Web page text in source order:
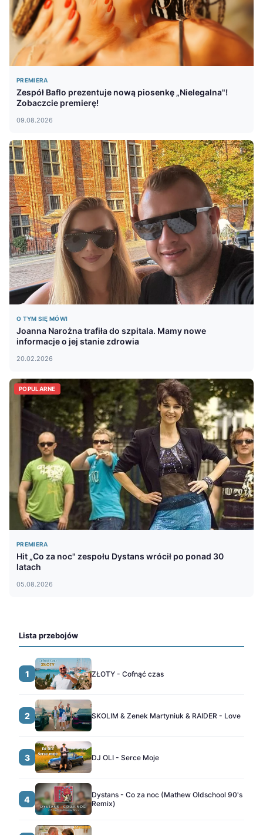
PREMIERA
Zespół Baflo prezentuje nową piosenkę „Nielegalna"!
Zobaczcie premierę!
09.08.2026
O TYM SIĘ MÓWI
Joanna Narożna trafiła do szpitala. Mamy nowe
informacje o jej stanie zdrowia
20.02.2026
POPULARNE
PREMIERA
Hit „Co za noc" zespołu Dystans wrócił po ponad 30
latach
05.08.2026
Lista przebojów
1 ZŁOTY - Cofnąć czas
2 SKOLIM & Zenek Martyniuk & RAIDER - Love
3 DJ OLI - Serce Moje
4
Dystans - Co za noc (Mathew Oldschool 90's
Remix)